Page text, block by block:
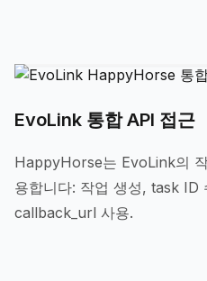
EvoLink 통합 API 접근
HappyHorse는 EvoLink의
용합니다: 작업 생성, task ID
callback_url 사용.